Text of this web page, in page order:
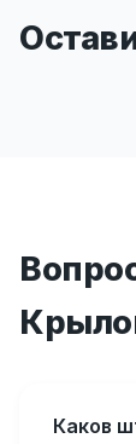
Каков